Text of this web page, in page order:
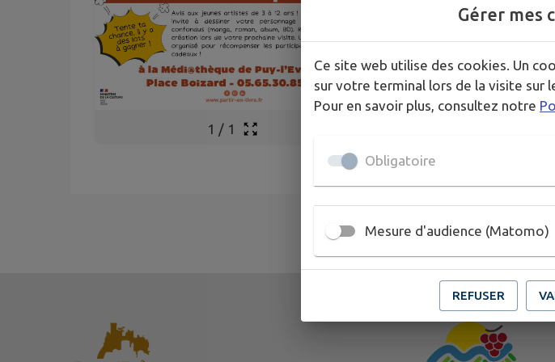
1 / 1
(manga, roman, album,
Rapportez-nous votre
Un tirage au sort sera
Gérer mes
Ce site web utilise des cookies. Un
sur votre terminal lors de la visite sur
Pour en savoir plus, consultez notre
Obligatoire
Mesure d'audience (Matomo)
REFUSER